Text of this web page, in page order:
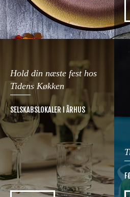
Hold din næste fest hos
Tidens Køkken
SELSKABSLOKALER I ÅRHUS